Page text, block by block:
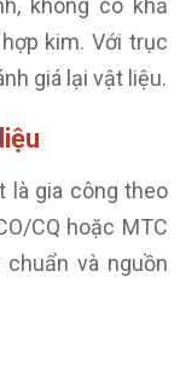
không có khả
kim. Với trục
giá lại vật liệu.
là gia công theo
CQ hoặc MTC
và nguồn